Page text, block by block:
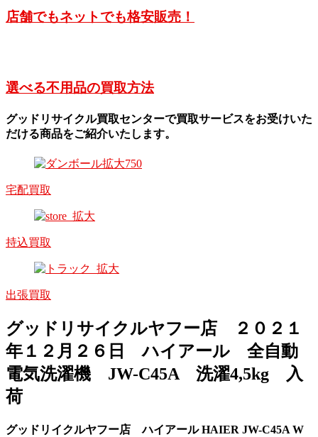
店舗でもネットでも格安販売！
選べる不用品の買取方法
グッドリサイクル買取センターで買取サービスをお受けいた
だける商品をご紹介いたします。
宅配買取
持込買取
出張買取
グッドリサイクルヤフー店 ２０２１
年１２月２６日 ハイアール 全自動
電気洗濯機 JW-C45A 洗濯4,5kg 入
荷
グッドリイクルヤフー店 ハイアール HAIER JW-C45A W